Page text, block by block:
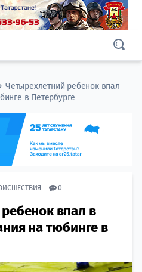
Четырехлетний ребенок впал
в Петербурге
0
впал в
на тюбинге в